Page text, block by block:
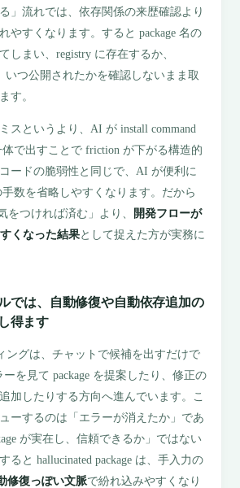
」流れでは、依存関係の来歴確認より
やすくなります。すると package 名の
しまい、registry に存在するか、
いつ公開されたかを確認しないまま取
す。
スというより、AI が install command
で出すことで friction が下がる構造的
ードの脆弱性と同じで、AI が便利に
数を省略しやすくなります。だから
をつければ済む」より、
開発フローが
くなった結果として捉えた方が実務に
では、自動修復や自動依存追加の
得ます
ングは、チャットで候補を出すだけで
ーを見て package を提案したり、修正の
加したりする方向へ進んでいます。こ
ーするのは「エラーが消えたか」であ
が実在し、信頼できるか」ではない
ると hallucinated package は、手入力の
修復っぽい文脈で紛れ込みやすくなり